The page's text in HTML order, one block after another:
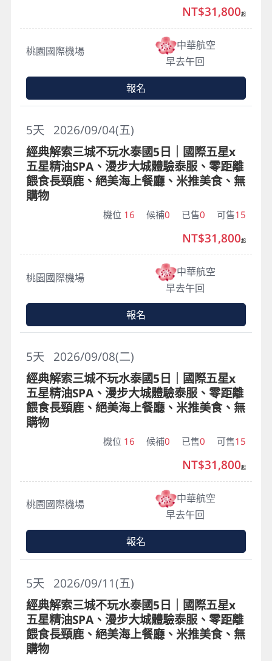
桃園國際機場
中華航空
早去午回
NT$31,800起
報名
2026/09/04(五)
5天
經典解索三城不玩水泰國5日｜國際五星x
五星精油SPA、漫步大城體驗泰服、零距離
餵食長頸鹿、絕美海上餐廳、米推美食、無
購物
機位 16 候補0 已售0 可售15
桃園國際機場
中華航空
早去午回
NT$31,800起
報名
2026/09/08(二)
5天
經典解索三城不玩水泰國5日｜國際五星x
五星精油SPA、漫步大城體驗泰服、零距離
餵食長頸鹿、絕美海上餐廳、米推美食、無
購物
機位 16 候補0 已售0 可售15
桃園國際機場
中華航空
早去午回
NT$31,800起
報名
2026/09/11(五)
5天
經典解索三城不玩水泰國5日｜國際五星x
五星精油SPA、漫步大城體驗泰服、零距離
餵食長頸鹿、絕美海上餐廳、米推美食、無
購物